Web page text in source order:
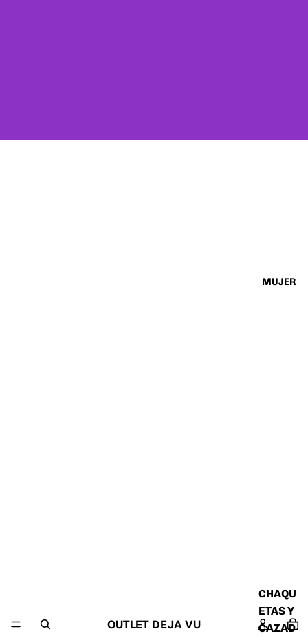
MUJER
CHAQU
ETAS Y
CAZAD
OUTLET DEJA VU